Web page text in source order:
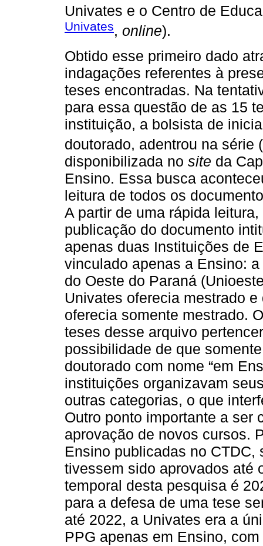
Univates e o Centro de
Univates, online).
Obtido esse primeiro dado
indagações referentes à
teses encontradas. Na
para essa questão de as 15
instituição, a bolsista de
doutorado, adentrou na série (
disponibilizada no site da
Ensino. Essa busca
leitura de todos os
A partir de uma rápida
publicação do documento
apenas duas Instituições de
vinculado apenas a Ensino:
do Oeste do Paraná
Univates oferecia mestrado
oferecia somente mestrado.
teses desse arquivo
possibilidade de que
doutorado com nome “em
instituições organizavam
outras categorias, o que
Outro ponto importante a ser
aprovação de novos cursos.
Ensino publicadas no
tivessem sido aprovados até
temporal desta pesquisa é
para a defesa de uma tese
até 2022, a Univates era a
PPG apenas em Ensino,